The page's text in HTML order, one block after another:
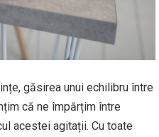
găsirea unui echilibru între
că ne împărțim între
acestei agitații. Cu toate